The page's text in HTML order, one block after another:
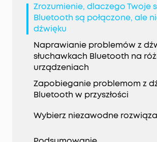
Zrozumienie, dlaczego Twoje
Bluetooth są połączone, ale
dźwięku
Naprawianie problemów z
słuchawkach Bluetooth na
urządzeniach
Zapobieganie problemom z
Bluetooth w przyszłości
Wybierz niezawodne